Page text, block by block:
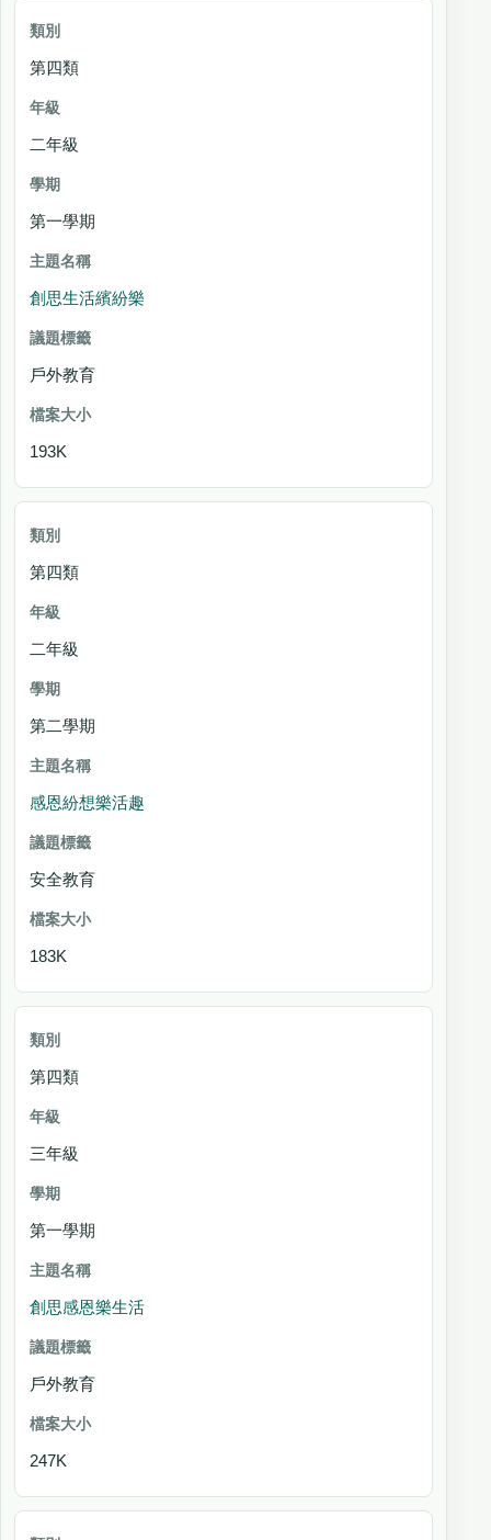
第四類
二年級
第一學期
創思生活繽紛樂
戶外教育
193K
第四類
二年級
第二學期
感恩紛想樂活趣
安全教育
183K
第四類
三年級
第一學期
創思感恩樂生活
戶外教育
247K